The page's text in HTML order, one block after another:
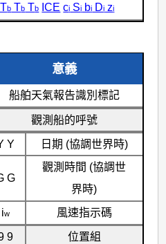
Tb Tb Tb ICE ci Si bi Di zi
意義
船舶天氣報告識別標記
觀測船的呼號
Y 日期 (協調世界時)
G
觀測時間 (協調世
界時)
iw 風速指示碼
9 位置組